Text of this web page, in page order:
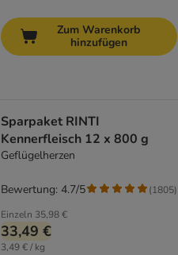
Zum Warenkorb
hinzufügen
Sparpaket RINTI
Kennerfleisch 12 x 800 g
Geflügelherzen
Einzeln 35,98 €
33,49 €
3,49 € / kg
Bewertung: 4.7/5 (1805)